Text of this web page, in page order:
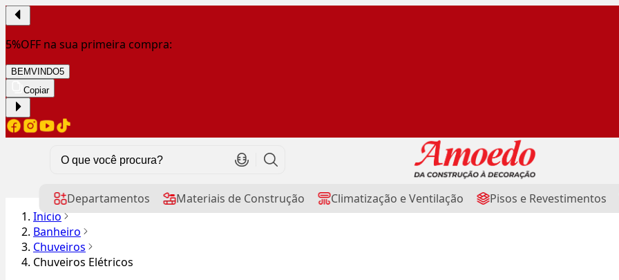
5%OFF na sua primeira compra:
BEMVINDO5
Copiar
Departamentos Materiais de Construção Climatização e Ventilação Pisos e Revestimentos
Início
Banheiro
Chuveiros
Chuveiros Elétricos